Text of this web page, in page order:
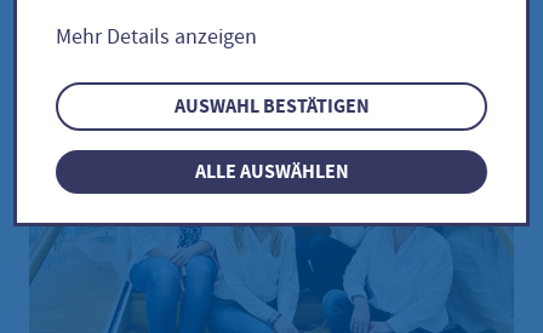
e
n
Mehr Details anzeigen
AUSWAHL BESTÄTIGEN
ALLE AUSWÄHLEN